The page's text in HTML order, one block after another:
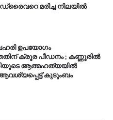
മരിച്ച നിലയിൽ
ഉപയോഗം
ക്രൂര പീഡനം ; കണ്ണൂരിൽ
ആത്മഹത്യയിൽ
കുടുംബം